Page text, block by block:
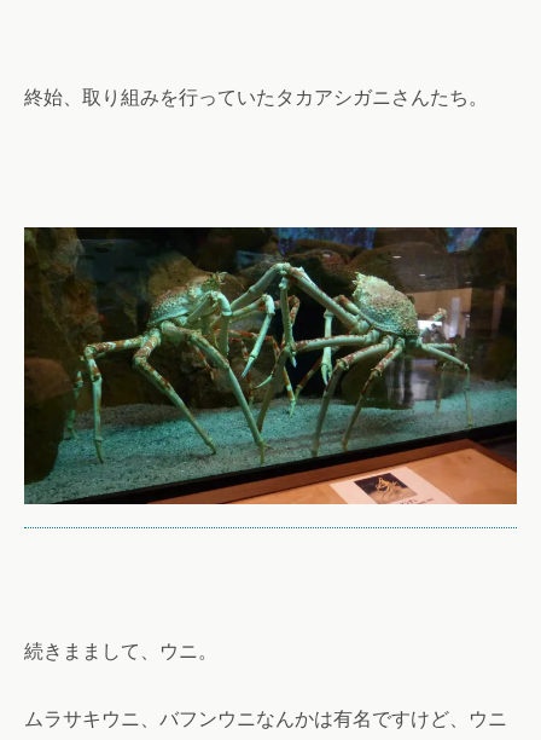
終始、取り組みを行っていたタカアシガニさんたち。
続きままして、ウニ。
ムラサキウニ、バフンウニなんかは有名ですけど、ウニ